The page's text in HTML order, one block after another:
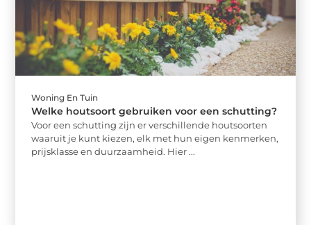
Woning En Tuin
Welke houtsoort gebruiken voor een schutting?
Voor een schutting zijn er verschillende houtsoorten
waaruit je kunt kiezen, elk met hun eigen kenmerken,
prijsklasse en duurzaamheid. Hier ...